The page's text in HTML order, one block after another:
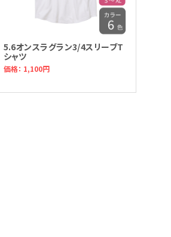
5.6オンスラグラン3/4スリーブT
シャツ
価格： 1,100円